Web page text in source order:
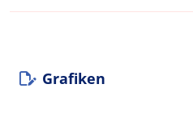
Grafiken